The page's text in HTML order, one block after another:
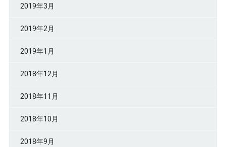
2019年3月
2019年2月
2019年1月
2018年12月
2018年11月
2018年10月
2018年9月